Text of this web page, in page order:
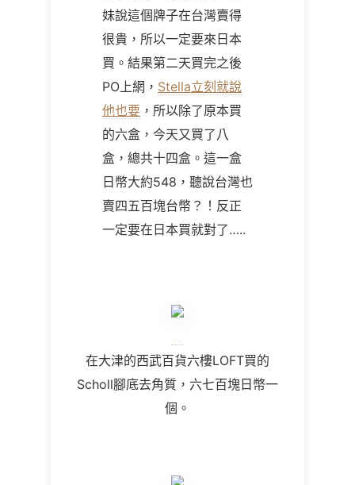
妹說這個牌子在台灣賣得
很貴，所以一定要來日本
買。結果第二天買完之後
PO上網， Stella立刻就說
他也要 ，所以除了原本買
的六盒，今天又買了八
盒，總共十四盒。這一盒
日幣大約548，聽說台灣也
賣四五百塊台幣？！反正
一定要在日本買就對了…..
在大津的西武百貨六樓LOFT買的
Scholl腳底去角質，六七百塊日幣一
個。